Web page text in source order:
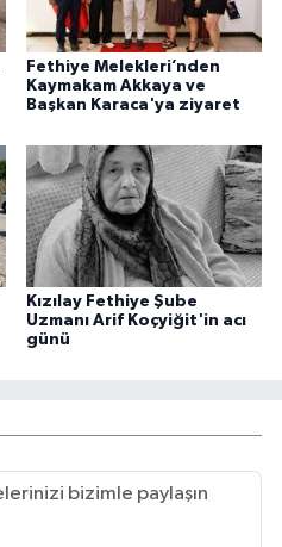
Fethiye Melekleri’nden
Kaymakam Akkaya ve
Başkan Karaca'ya ziyaret
Kızılay Fethiye Şube
Uzmanı Arif Koçyiğit'in acı
günü